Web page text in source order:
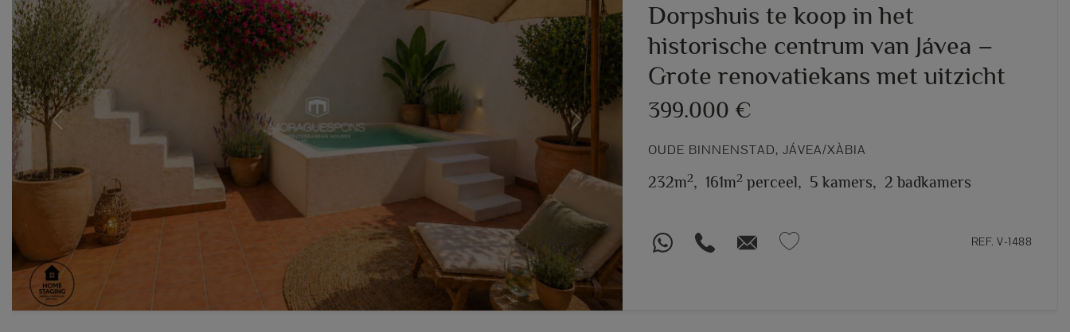
Previous Next
Dorpshuis te koop in het
historische centrum van Jávea –
Grote renovatiekans met uitzicht
399.000 €
OUDE BINNENSTAD, JÁVEA/XÀBIA
232m2, 161m2 perceel, 5 kamers, 2 badkamers
REF. V-1488